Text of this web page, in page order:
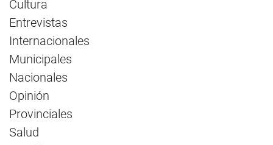
Cultura
Entrevistas
Internacionales
Municipales
Nacionales
Opinión
Provinciales
Salud